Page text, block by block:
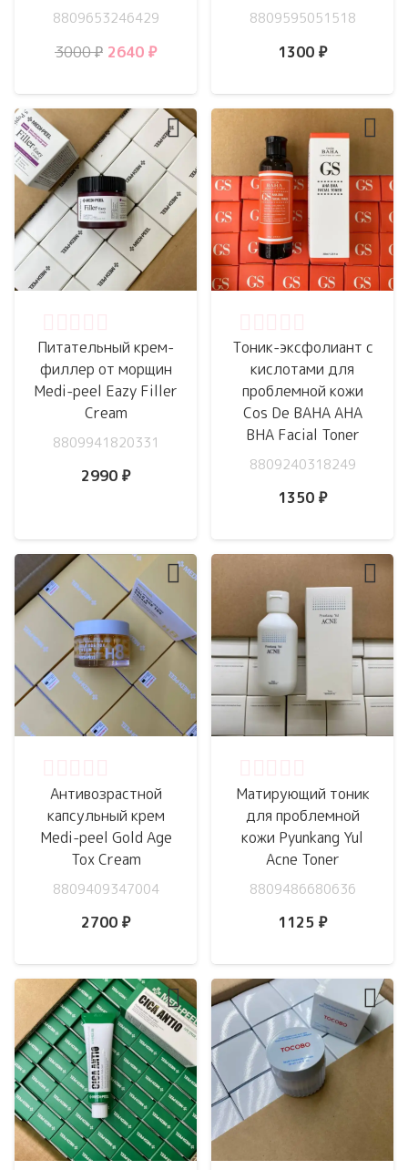
8809653246429
3000₽ Первоначальная
составляла
3000 ₽.
2640 ₽Текущая
2640 ₽.
8809595051518
1300 ₽
Питательный крем-
филлер от морщин
Medi-peel Eazy Filler
Cream
8809941820331
2990 ₽
Тоник-эксфолиант с
кислотами для
проблемной кожи
Cos De BAHA AHA
BHA Facial Toner
8809240318249
1350 ₽
Антивозрастной
капсульный крем
Medi-peel Gold Age
Tox Cream
8809409347004
2700 ₽
Матирующий тоник
для проблемной
кожи Pyunkang Yul
Acne Toner
8809486680636
1125 ₽